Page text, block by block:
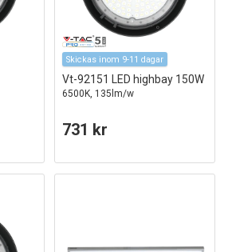
Skickas inom 9-11 dagar
Vt-92151 LED highbay 150W
6500K, 135lm/w
731 kr